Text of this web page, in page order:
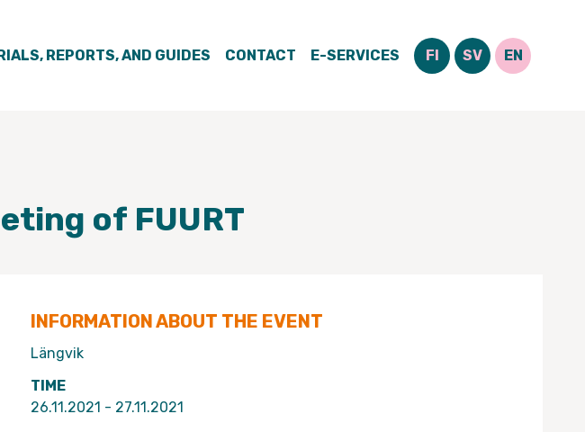
REPORTS, AND GUIDES CONTACT E-SERVICES FI SV EN
of FUURT
INFORMATION ABOUT THE EVENT
Längvik
TIME
26.11.2021 - 27.11.2021